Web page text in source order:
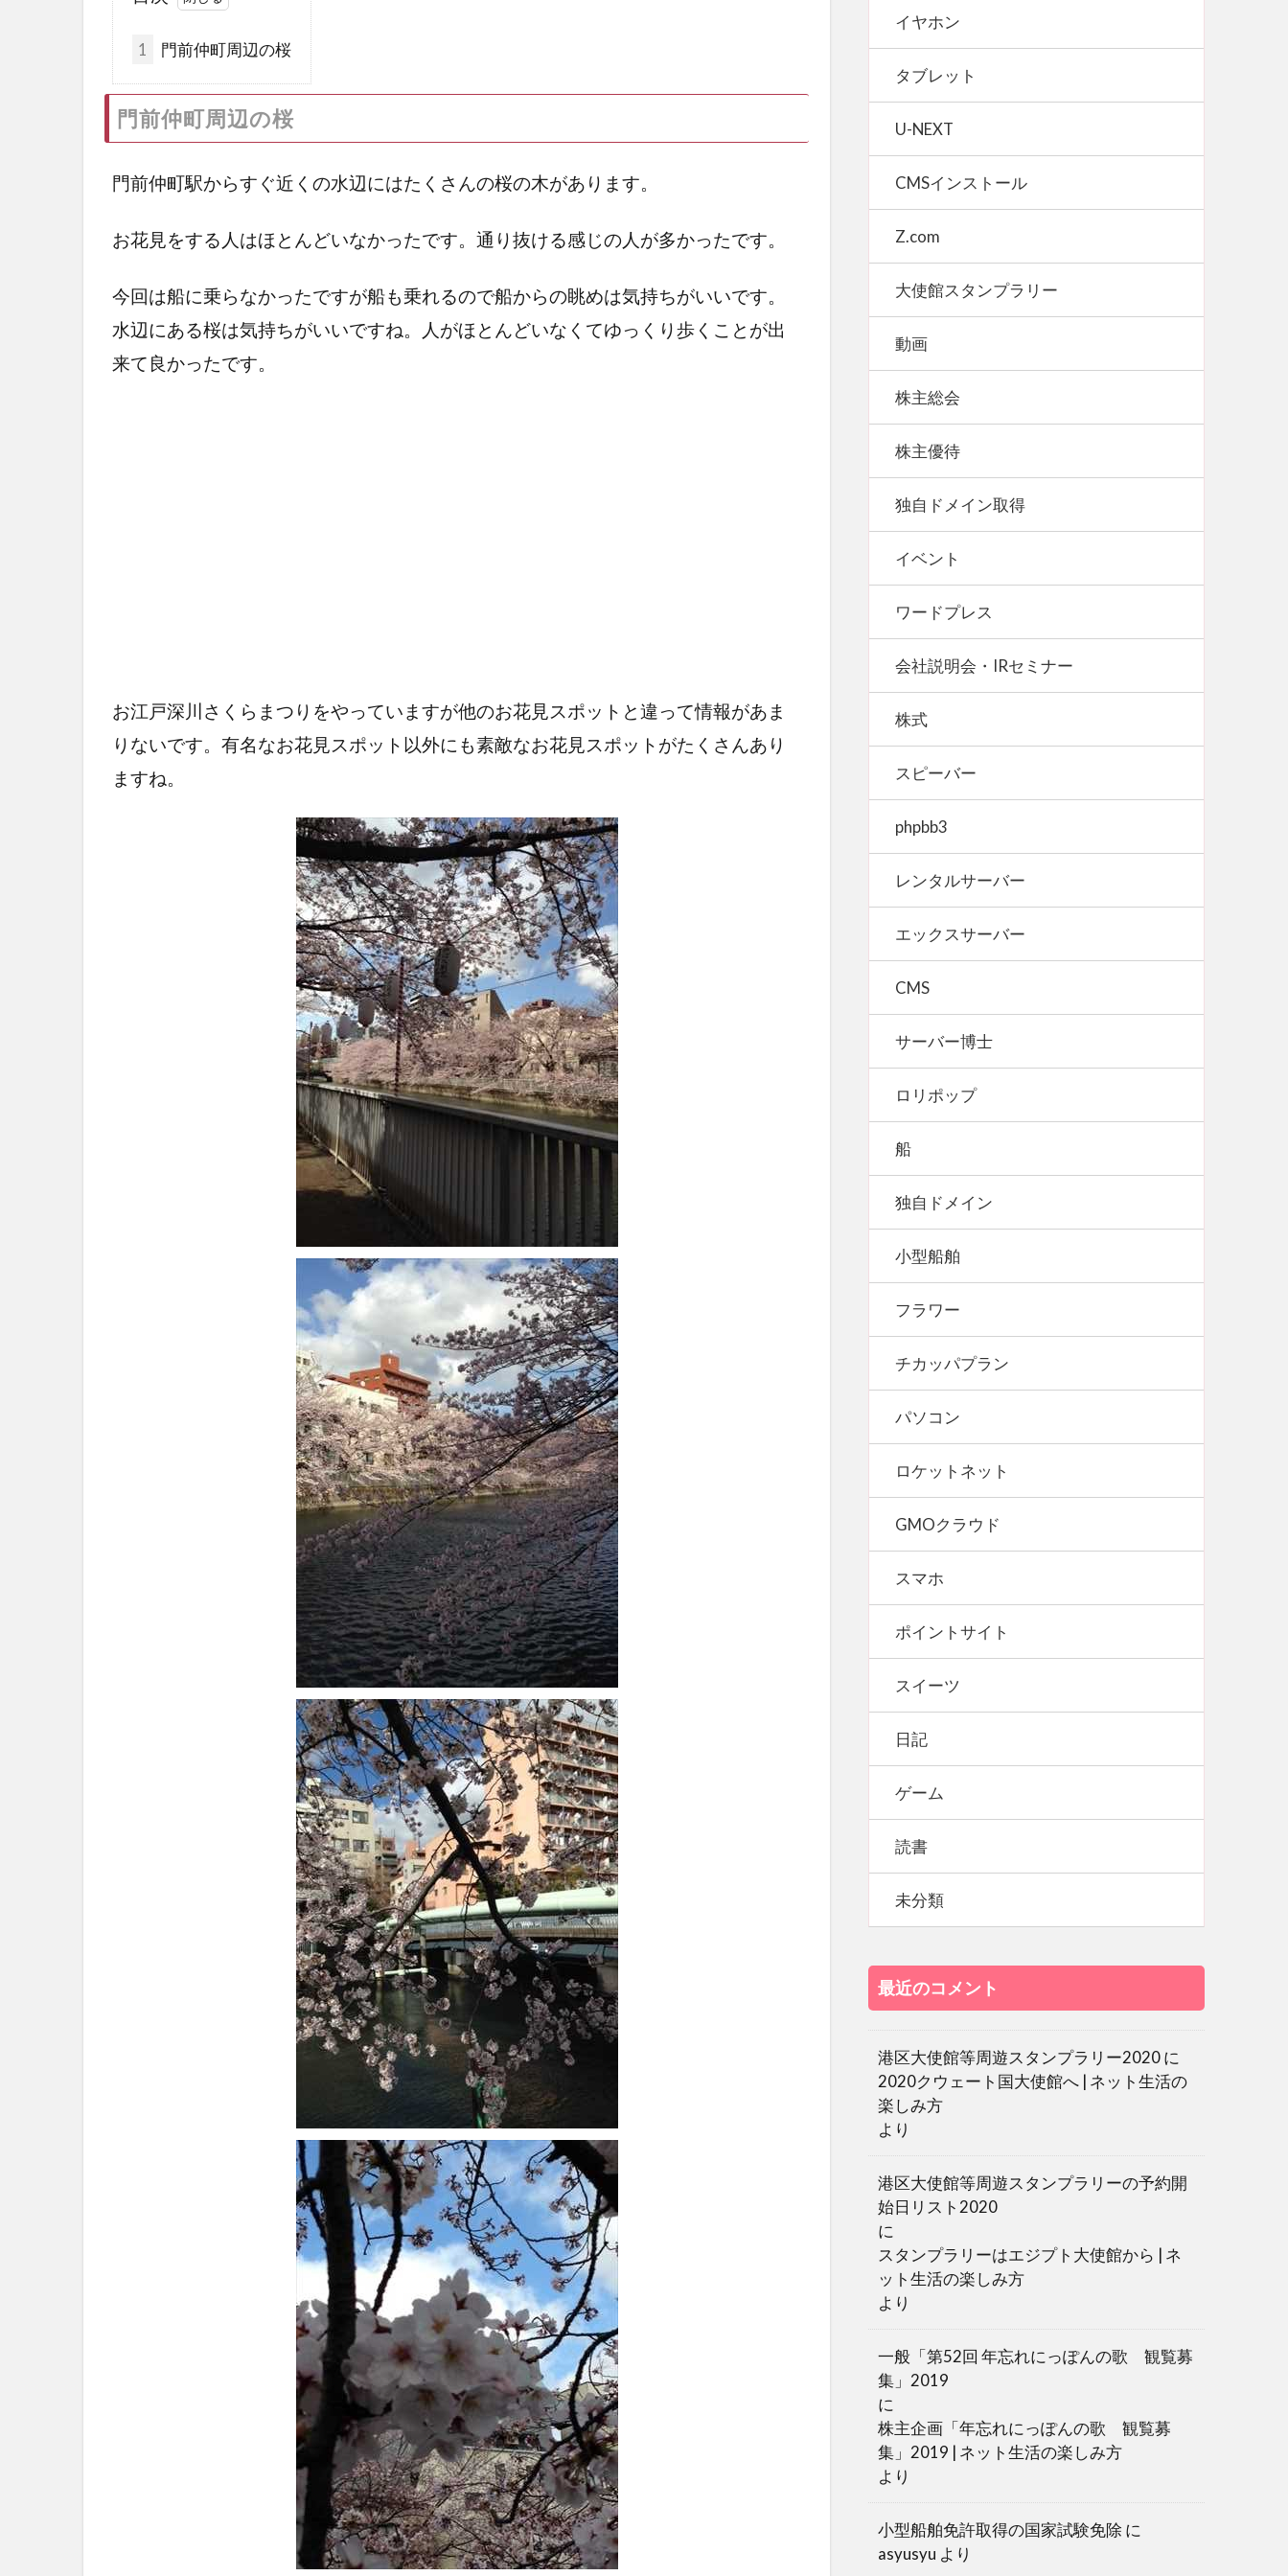
1 門前仲町周辺の桜
門前仲町周辺の桜
門前仲町駅からすぐ近くの水辺にはたくさんの桜の木があります。
お花見をする人はほとんどいなかったです。通り抜ける感じの人が多かったです。
今回は船に乗らなかったですが船も乗れるので船からの眺めは気持ちがいいです。
水辺にある桜は気持ちがいいですね。人がほとんどいなくてゆっくり歩くことが出
来て良かったです。
お江戸深川さくらまつりをやっていますが他のお花見スポットと違って情報があま
りないです。有名なお花見スポット以外にも素敵なお花見スポットがたくさんあり
ますね。
イヤホン
タブレット
U-NEXT
CMSインストール
Z.com
大使館スタンプラリー
動画
株主総会
株主優待
独自ドメイン取得
イベント
ワードプレス
会社説明会・IRセミナー
株式
スピーバー
phpbb3
レンタルサーバー
エックスサーバー
CMS
サーバー博士
ロリポップ
船
独自ドメイン
小型船舶
フラワー
チカッパプラン
パソコン
ロケットネット
GMOクラウド
スマホ
ポイントサイト
スイーツ
日記
ゲーム
読書
未分類
最近のコメント
港区大使館等周遊スタンプラリー2020に
2020クウェート国大使館へ | ネット生活の
楽しみ方
より
港区大使館等周遊スタンプラリーの予約開
始日リスト2020
に
スタンプラリーはエジプト大使館から | ネ
ット生活の楽しみ方
より
一般「第52回 年忘れにっぽんの歌 観覧募
集」2019
に
株主企画「年忘れにっぽんの歌 観覧募
集」2019 | ネット生活の楽しみ方
より
小型船舶免許取得の国家試験免除 に
asyusyu より